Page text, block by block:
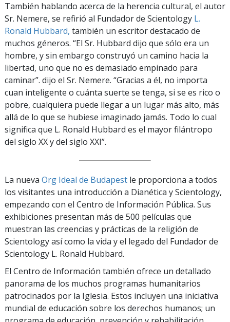
También hablando acerca de la herencia cultural, el autor
Sr. Nemere, se refirió al Fundador de Scientology L.
Ronald Hubbard, también un escritor destacado de
muchos géneros. “El Sr. Hubbard dijo que sólo era un
hombre, y sin embargo construyó un camino hacia la
libertad, uno que no es demasiado empinado para
caminar”. dijo el Sr. Nemere. “Gracias a él, no importa
cuan inteligente o cuánta suerte se tenga, si se es rico o
pobre, cualquiera puede llegar a un lugar más alto, más
allá de lo que se hubiese imaginado jamás. Todo lo cual
significa que L. Ronald Hubbard es el mayor filántropo
del siglo XX y del siglo XXI”.
La nueva Org Ideal de Budapest le proporciona a todos
los visitantes una introducción a Dianética y Scientology,
empezando con el Centro de Información Pública. Sus
exhibiciones presentan más de 500 películas que
muestran las creencias y prácticas de la religión de
Scientology así como la vida y el legado del Fundador de
Scientology L. Ronald Hubbard.
El Centro de Información también ofrece un detallado
panorama de los muchos programas humanitarios
patrocinados por la Iglesia. Estos incluyen una iniciativa
mundial de educación sobre los derechos humanos; un